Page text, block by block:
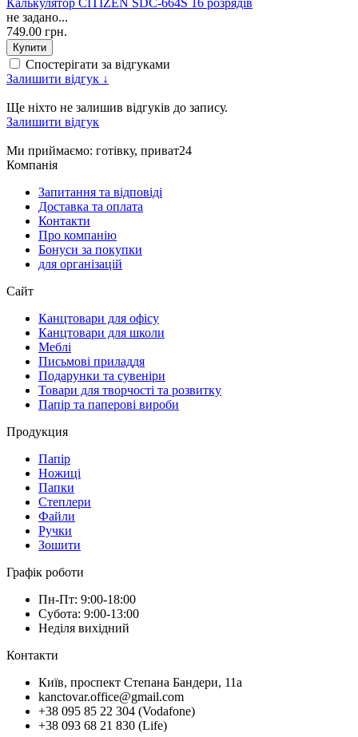
не задано...
749.00 грн.
Спостерігати за відгуками
Залишити відгук ↓
Ще ніхто не залишив відгуків до запису.
Залишити відгук
Ми приймаємо: готівку, приват24
Компанія
Запитання та відповіді
Доставка та оплата
Контакти
Про компанію
Бонуси за покупки
для організацій
Сайт
Канцтовари для офісу
Канцтовари для школи
Меблі
Письмові приладдя
Подарунки та сувеніри
Товари для творчості та розвитку
Папір та паперові вироби
Продукция
Папір
Ножиці
Папки
Степлери
Файли
Ручки
Зошити
Графік роботи
Пн-Пт: 9:00-18:00
Субота: 9:00-13:00
Неділя вихідний
Контакти
Київ, проспект Степана Бандери, 11а
kanctovar.office@gmail.com
+38 095 85 22 304 (Vodafone)
+38 093 68 21 830 (Life)